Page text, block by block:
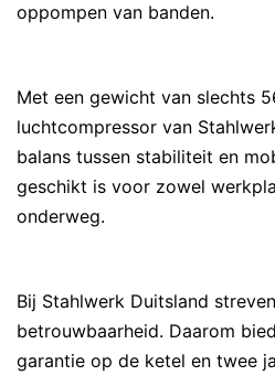
oppompen van banden.
Met een gewicht van slechts
luchtcompressor van
balans tussen stabiliteit en
geschikt is voor zowel
onderweg.
Bij Stahlwerk Duitsland
betrouwbaarheid. Daarom
garantie op de ketel en twee